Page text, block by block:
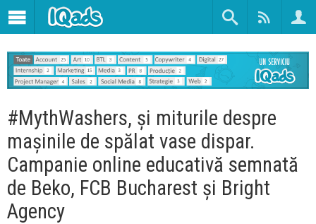
#MythWashers, și miturile despre
mașinile de spălat vase dispar.
Campanie online educativă semnată
de Beko, FCB Bucharest și Bright
Agency